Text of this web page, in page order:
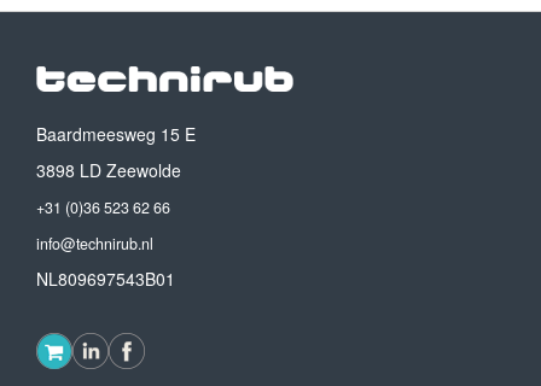
Baardmeesweg 15 E
3898 LD Zeewolde
+31 (0)36 523 62 66
info@technirub.nl
NL809697543B01